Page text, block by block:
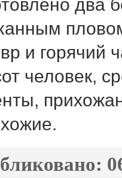
два
и горячий
человек,